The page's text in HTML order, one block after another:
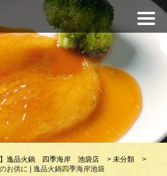
】逸品火鍋 四季海岸 池袋店 >未分類
>
お供に | 逸品火鍋四季海岸池袋